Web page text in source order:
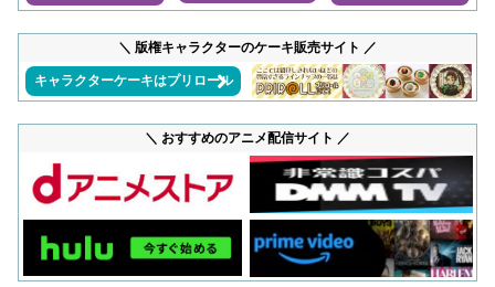
＼ 版権キャラクターのケーキ販売サイト ／
キャラクターケーキはプリロール
＼ おすすめのアニメ配信サイト ／